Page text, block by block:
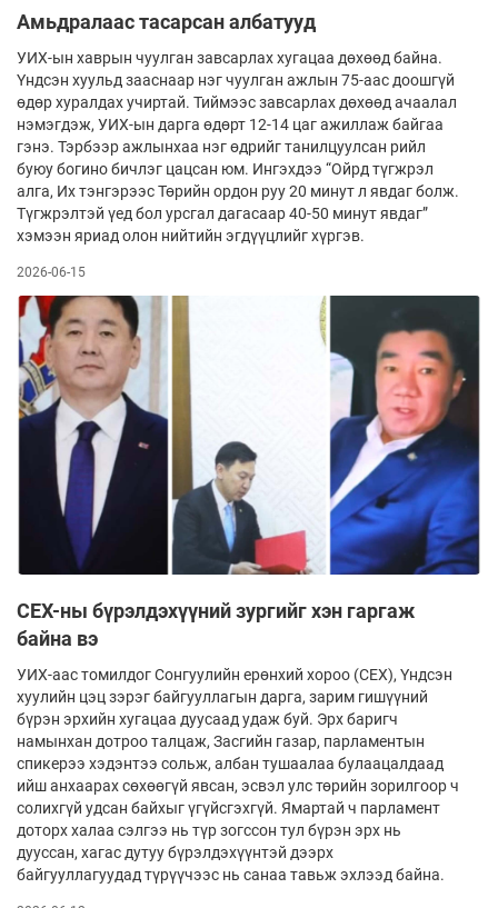
Амьдралаас тасарсан албатууд
УИХ-ын хаврын чуулган завсарлах хугацаа дөхөөд байна.
Үндсэн хуульд зааснаар нэг чуулган ажлын 75-аас доошгүй
өдөр хуралдах учиртай. Тиймээс завсарлах дөхөөд ачаалал
нэмэгдэж, УИХ-ын дарга өдөрт 12-14 цаг ажиллаж байгаа
гэнэ. Тэрбээр ажлынхаа нэг өдрийг танилцуулсан рийл
буюу богино бичлэг цацсан юм. Ингэхдээ “Ойрд түгжрэл
алга, Их тэнгэрээс Төрийн ордон руу 20 минут л явдаг болж.
Түгжрэлтэй үед бол урсгал дагасаар 40-50 минут явдаг”
хэмээн яриад олон нийтийн эгдүүцлийг хүргэв.
2026-06-15
СЕХ-ны бүрэлдэхүүний зургийг хэн гаргаж
байна вэ
УИХ-аас томилдог Сонгуулийн ерөнхий хороо (СЕХ), Үндсэн
хуулийн цэц зэрэг байгууллагын дарга, зарим гишүүний
бүрэн эрхийн хугацаа дуусаад удаж буй. Эрх баригч
намынхан дотроо талцаж, Засгийн газар, парламентын
спикерээ хэдэнтээ сольж, албан тушаалаа булаацалдаад
ийш анхаарах сөхөөгүй явсан, эсвэл улс төрийн зорилгоор ч
солихгүй удсан байхыг үгүйсгэхгүй. Ямартай ч парламент
доторх халаа сэлгээ нь түр зогссон тул бүрэн эрх нь
дууссан, хагас дутуу бүрэлдэхүүнтэй дээрх
байгууллагуудад түрүүчээс нь санаа тавьж эхлээд байна.